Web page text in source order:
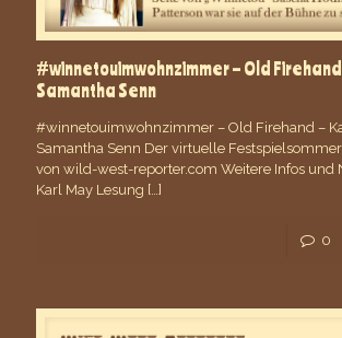
#winnetouimwohnzimmer – Old
Samantha Senn
#winnetouimwohnzimmer – Old Firehand –
Samantha Senn Der virtuelle
von wild-west-reporter.com Weitere Infos und
Karl May Lesung […]
0